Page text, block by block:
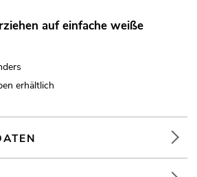
auf einfache weiße
erhältlich